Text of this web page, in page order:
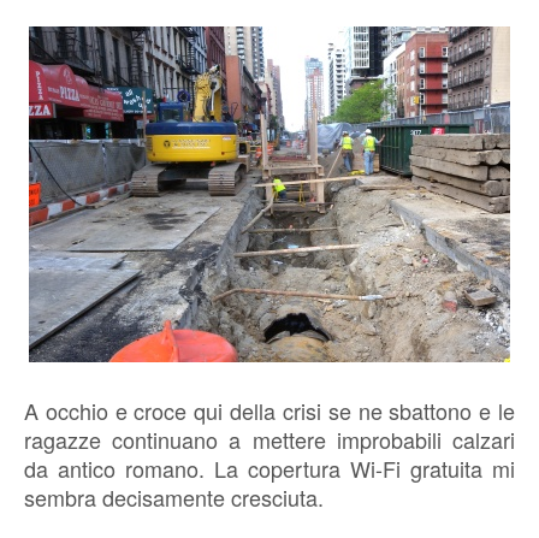
A occhio e croce qui della crisi se ne sbattono e le
ragazze continuano a mettere improbabili calzari
da antico romano. La copertura Wi-Fi gratuita mi
sembra decisamente cresciuta.